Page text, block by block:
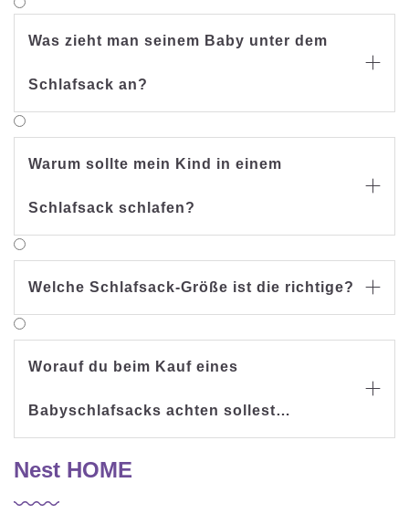
Was zieht man seinem Baby unter dem
Schlafsack an?

Warum sollte mein Kind in einem
Schlafsack schlafen?

Welche Schlafsack-Größe ist die richtige? 
Worauf du beim Kauf eines
Babyschlafsacks achten sollest…

Nest HOME